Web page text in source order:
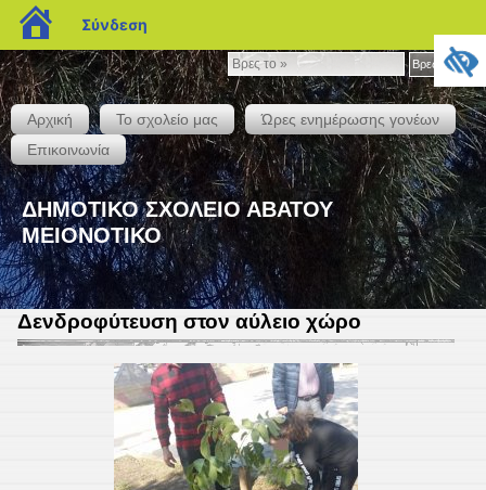
Βρες
το
»
Βρες το »
Αρχική Το σχολείο μας
Ώρες ενημέρωσης γονέων
Επικοινωνία
ΔΗΜΟΤΙΚΟ ΣΧΟΛΕΙΟ ΑΒΑΤΟΥ
ΜΕΙΟΝΟΤΙΚΟ
Δενδροφύτευση στον αύλειο χώρο
blogs.sch.gr
Σύνδεση